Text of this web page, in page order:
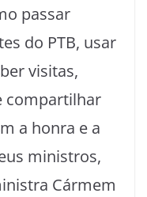
passar
do PTB, usar
visitas,
compartilhar
a honra e a
ministros,
Cármem